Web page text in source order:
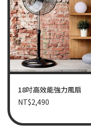
18吋高效能強力風扇
NT$2,490